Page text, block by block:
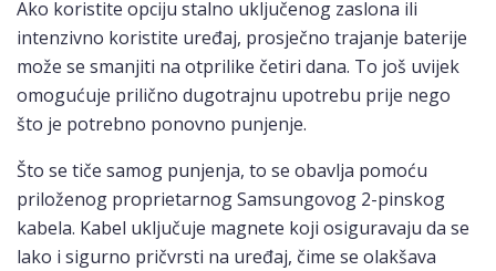
Ako koristite opciju stalno uključenog zaslona ili
intenzivno koristite uređaj, prosječno trajanje baterije
može se smanjiti na otprilike četiri dana. To još uvijek
omogućuje prilično dugotrajnu upotrebu prije nego
što je potrebno ponovno punjenje.
Što se tiče samog punjenja, to se obavlja pomoću
priloženog proprietarnog Samsungovog 2-pinskog
kabela. Kabel uključuje magnete koji osiguravaju da se
lako i sigurno pričvrsti na uređaj, čime se olakšava